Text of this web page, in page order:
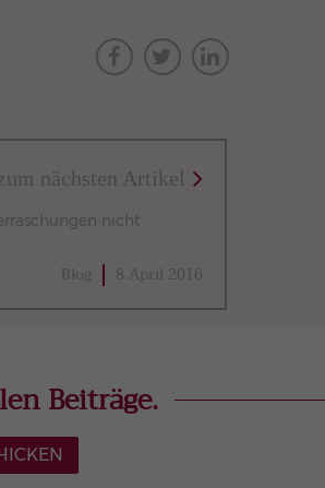
nächsten Artikel
nicht
Blog 8 April 2016
Beiträge.